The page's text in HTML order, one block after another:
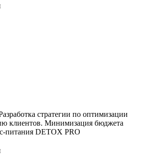
стратегии по оптимизации
клиентов. Минимизация бюджета
питания DETOX PRO